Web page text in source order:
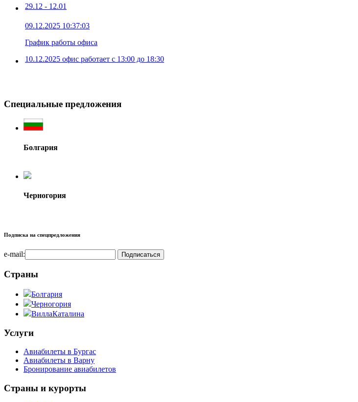
29.12 - 12.01
09.12.2025 10:37:03
График работы офиса
10.12.2025 офис работает с 13:00 до 18:30
Специальные предложения
Болгария
Черногория
Подписка на спецпредложения
e-mail:
Страны
Болгария
Черногория
ВиллаКаталина
Услуги
Авиабилеты в Бургас
Авиабилеты в Варну
Бронирование авиабилетов
Страны и курорты